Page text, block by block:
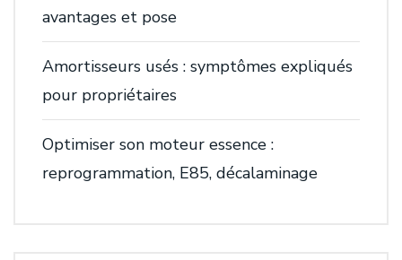
avantages et pose
Amortisseurs usés : symptômes expliqués
pour propriétaires
Optimiser son moteur essence :
reprogrammation, E85, décalaminage